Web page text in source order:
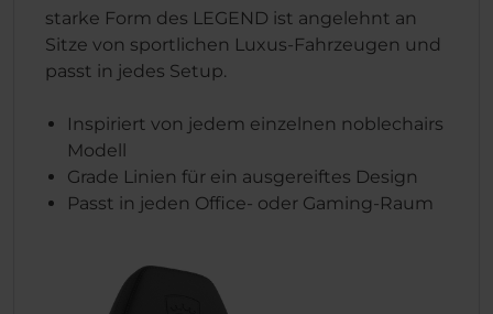
starke Form des LEGEND ist angelehnt an
Sitze von sportlichen Luxus-Fahrzeugen und
passt in jedes Setup.
Inspiriert von jedem einzelnen noblechairs
Modell
Grade Linien für ein ausgereiftes Design
Passt in jeden Office- oder Gaming-Raum